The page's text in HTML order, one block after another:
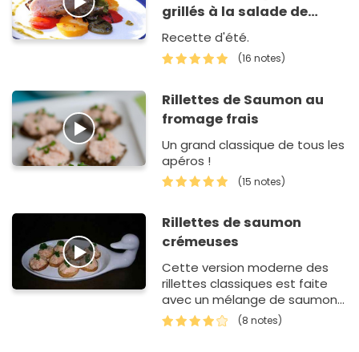
grillés à la salade de
mesclun, huile d'herbes
Recette d'été.
(16 notes)
Rillettes de Saumon au
fromage frais
Un grand classique de tous les
apéros !
(15 notes)
Rillettes de saumon
crémeuses
Cette version moderne des
rillettes classiques est faite
avec un mélange de saumon
frais et de saumon fumé.
(8 notes)